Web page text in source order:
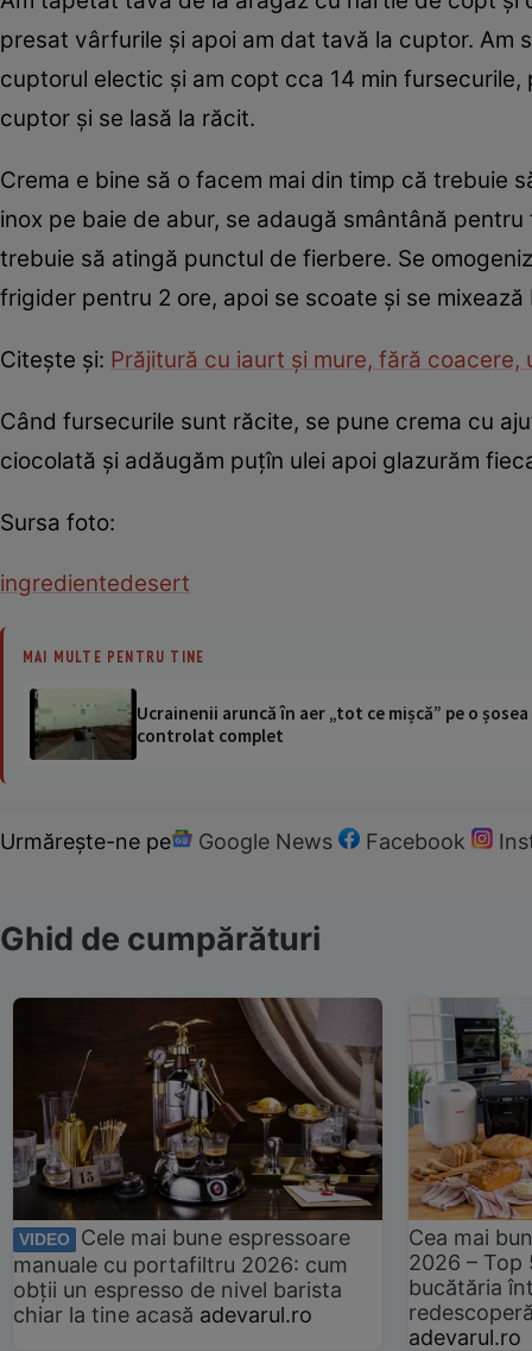
presat vârfurile şi apoi am dat tavă la cuptor.
cuptorul electic şi am copt cca 14 min
cuptor şi se lasă la răcit.
Crema e bine să o facem mai din timp că trebuie
inox pe baie de abur, se adaugă smântână
trebuie să atingă punctul de fierbere. Se
frigider pentru 2 ore, apoi se scoate şi se
Citeşte şi: Prăjitură cu iaurt şi mure, fără coacere,
Când fursecurile sunt răcite, se pune crema cu
ciocolată şi adăugăm puţîn ulei apoi glazurăm
Sursa foto:
ingredientedesert
MAI MULTE PENTRU TINE
Ucrainenii aruncă în aer „tot ce mișcă” pe o
controlat complet
Urmărește-ne pe Google News Facebook
Ghid de cumpărături
VIDEO
Cele mai bune espressoare
manuale cu portafiltru 2026: cum
obții un espresso de nivel barista
chiar la tine acasă adevarul.ro
Cea mai
2026 –
bucătăria
adevarul.ro